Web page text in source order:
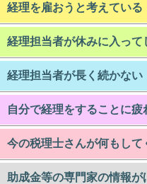
経理を雇おうと考えている
経理担当者が休みに入って
経理担当者が長く続かない
自分で経理をすることに疲
今の税理士さんが何もして
助成金等の専門家の情報が